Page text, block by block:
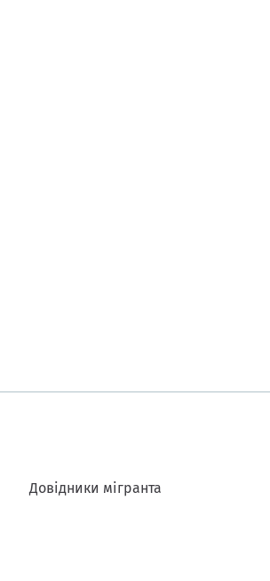
Довідники мігранта